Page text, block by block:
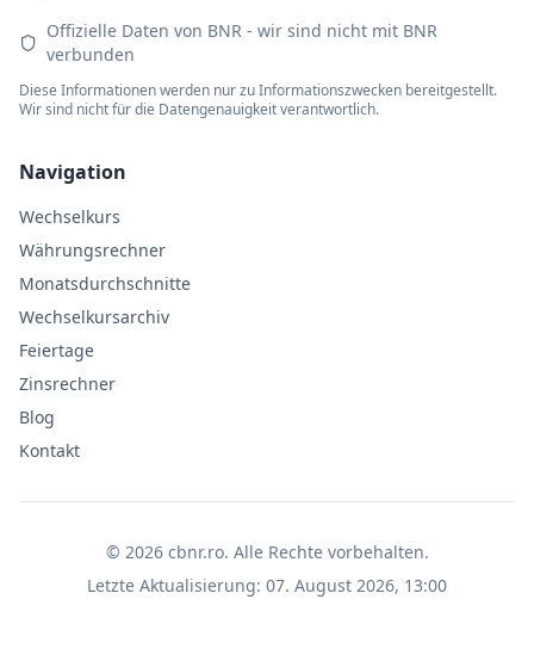
Offizielle Daten von BNR - wir sind nicht mit BNR
verbunden
Diese Informationen werden nur zu Informationszwecken bereitgestellt.
Wir sind nicht für die Datengenauigkeit verantwortlich.
Navigation
Wechselkurs
Währungsrechner
Monatsdurchschnitte
Wechselkursarchiv
Feiertage
Zinsrechner
Blog
Kontakt
© 2026 cbnr.ro. Alle Rechte vorbehalten.
Letzte Aktualisierung: 07. August 2026, 13:00